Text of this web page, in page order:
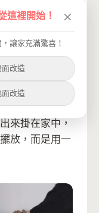
婚照
來掛在家中，
放，而是用一
這裡開始！ ✕
讓家充滿驚喜！
面改造
面改造